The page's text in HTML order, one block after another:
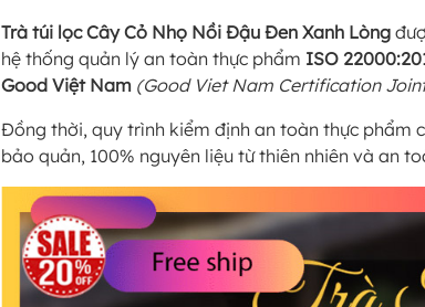
Trà túi lọc Cây Cỏ Nhọ Nồi Đậu Đen Xanh Lòng
hệ thống quản lý an toàn thực phẩm ISO
Good Việt Nam (Good Viet Nam Certification
Đồng thời, quy trình kiểm định an toàn thực phẩm
bảo quản, 100% nguyên liệu từ thiên nhiên và an